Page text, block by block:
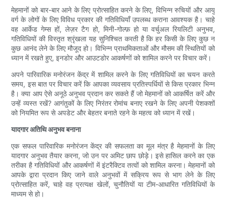
मेहमानों को बार-बार आने के लिए प्रोत्साहित करने के लिए, विभिन्न रुचियों और आयु
वर्ग के लोगों के लिए विविध प्रकार की गतिविधियाँ उपलब्ध कराना आवश्यक है। चाहे
वह आर्केड गेम्स हों, लेज़र टैग हो, मिनी-गोल्फ़ हो या वर्चुअल रियलिटी अनुभव,
गतिविधियों की विस्तृत श्रृंखला यह सुनिश्चित करती है कि हर किसी के लिए कुछ न
कुछ आनंद लेने के लिए मौजूद हो। विभिन्न प्राथमिकताओं और मौसम की स्थितियों को
ध्यान में रखते हुए, इनडोर और आउटडोर आकर्षणों को शामिल करने पर विचार करें।
अपने पारिवारिक मनोरंजन केंद्र में शामिल करने के लिए गतिविधियों का चयन करते
समय, इस बात पर विचार करें कि आपका व्यवसाय प्रतिस्पर्धियों से किस प्रकार भिन्न
है। क्या आप ऐसे अनूठे अनुभव प्रदान कर सकते हैं जो मेहमानों को आकर्षित करें और
उन्हें व्यस्त रखें? आगंतुकों के लिए निरंतर रोमांच बनाए रखने के लिए अपनी पेशकशों
को नियमित रूप से अपडेट और बेहतर बनाते रहने के महत्व को ध्यान में रखें।
यादगार अतिथि अनुभव बनाना
एक सफल पारिवारिक मनोरंजन केंद्र की सफलता का मूल मंत्र है मेहमानों के लिए
यादगार अनुभव तैयार करना, जो उन पर अमिट छाप छोड़े। इसे हासिल करने का एक
तरीका है गतिविधियों और आकर्षणों में इंटरैक्टिव तत्वों को शामिल करना। मेहमानों को
आपके द्वारा प्रदान किए जाने वाले अनुभवों में सक्रिय रूप से भाग लेने के लिए
प्रोत्साहित करें, चाहे वह प्रत्यक्ष खेलों, चुनौतियों या टीम-आधारित गतिविधियों के
माध्यम से हो।